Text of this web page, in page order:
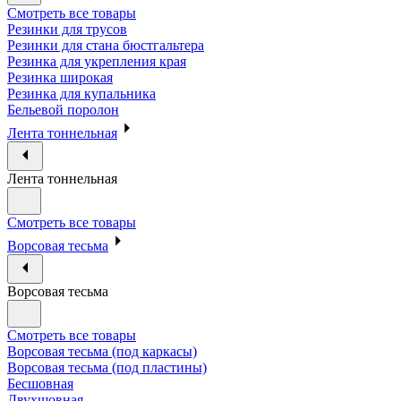
Смотреть все товары
Резинки для трусов
Резинки для стана бюстгальтера
Резинка для укрепления края
Резинка широкая
Резинка для купальника
Бельевой поролон
Лента тоннельная
Лента тоннельная
Смотреть все товары
Ворсовая тесьма
Ворсовая тесьма
Смотреть все товары
Ворсовая тесьма (под каркасы)
Ворсовая тесьма (под пластины)
Бесшовная